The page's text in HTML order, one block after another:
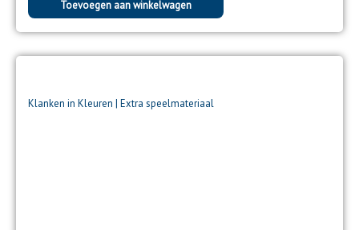
Toevoegen aan winkelwagen
Klanken in Kleuren | Extra speelmateriaal